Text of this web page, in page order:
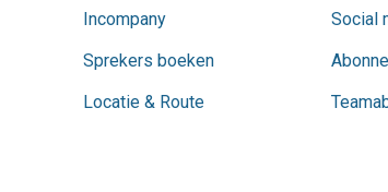
Incompany
Sprekers boeken
Locatie & Route
Social